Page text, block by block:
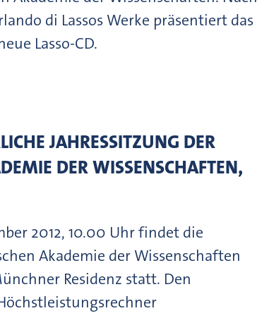
di Lassos Werke präsentiert das
Lasso-CD.
JAHRESSITZUNG DER
DER WISSENSCHAFTEN,
2012, 10.00 Uhr findet die
Akademie der Wissenschaften
Residenz statt. Den